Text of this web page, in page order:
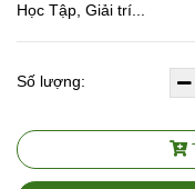
Học Tập, Giải trí...
Số lượng: